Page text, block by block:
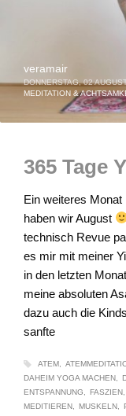
veramair
DONNERSTAG, 02
MEDITATION &
365 Tage
Ein weiteres
haben wir August
technisch Revue
es mir mit meiner
in den letzten
meine absoluten
dazu auch die
sanfte
ATEM
DAHEIM YOGA MACHEN
ENTSPANNUNG
FASZIEN
MEDITIEREN
MUSKELN